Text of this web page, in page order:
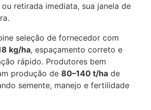
ou retirada imediata, sua janela de
seleção de fornecedor com
kg/ha, espaçamento correto e
rápido. Produtores bem
produção de 80–140 t/ha de
semente, manejo e fertilidade